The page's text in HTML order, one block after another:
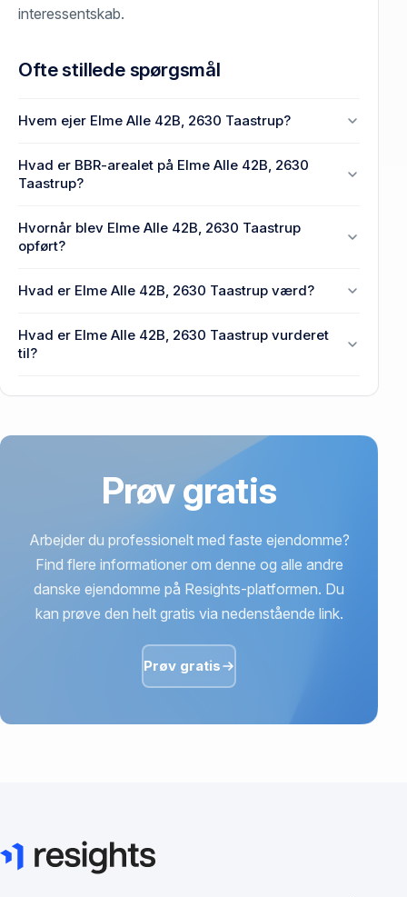
interessentskab.
Ofte stillede spørgsmål
Hvem ejer Elme Alle 42B, 2630 Taastrup?
En eller flere privat(e) ejer Elme Alle 42B, 2630
Taastrup.
Hvad er BBR-arealet på Elme Alle 42B, 2630
Taastrup?
Enhedens BBR-areal er 106 m² på Elme Alle 42B,
2630 Taastrup.
Hvornår blev Elme Alle 42B, 2630 Taastrup
opført?
Hvad er Elme Alle 42B, 2630 Taastrup værd?
Taastrup senest blev handlet i 2008.
Hvad er Elme Alle 42B, 2630 Taastrup vurderet
til?
Prøv gratis
Arbejder du professionelt med faste ejendomme?
Find flere informationer om denne og alle andre
danske ejendomme på Resights-platformen. Du
kan prøve den helt gratis via nedenstående link.
Prøv gratis